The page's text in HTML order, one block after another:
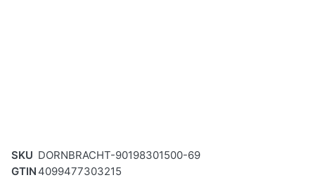
SKU DORNBRACHT-90198301500-69
GTIN 4099477303215